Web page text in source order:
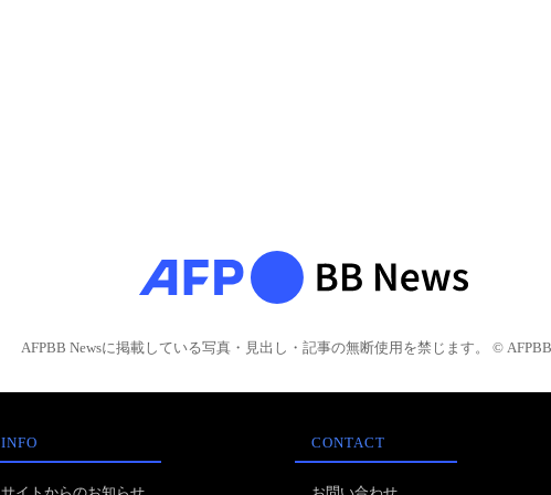
AFPBB Newsに掲載している写真・見出し・記事の無断使用を禁じます。 © AFPBB
INFO CONTACT